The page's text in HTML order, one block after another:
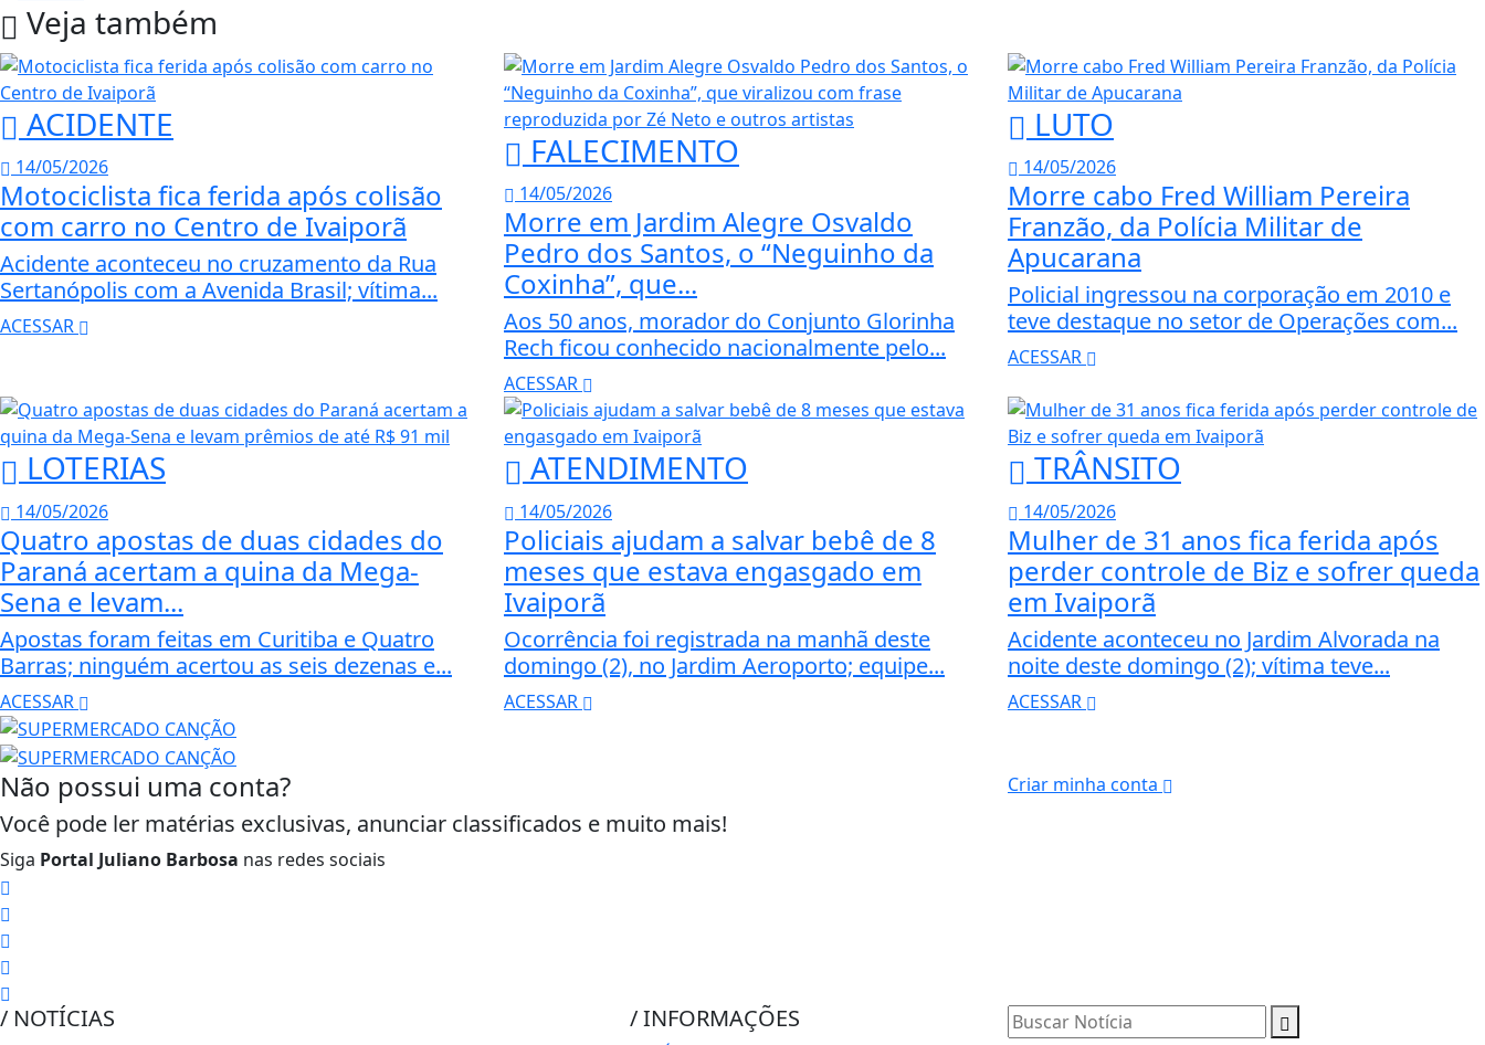
Veja também
ACIDENTE
14/05/2026
Motociclista fica ferida após colisão
com carro no Centro de Ivaiporã
Acidente aconteceu no cruzamento da Rua
Sertanópolis com a Avenida Brasil; vítima...
ACESSAR
FALECIMENTO
14/05/2026
Morre em Jardim Alegre Osvaldo
Pedro dos Santos, o “Neguinho da
Coxinha”, que...
Aos 50 anos, morador do Conjunto Glorinha
Rech ficou conhecido nacionalmente pelo...
ACESSAR
LUTO
14/05/2026
Morre cabo Fred William Pereira
Franzão, da Polícia Militar de
Apucarana
Policial ingressou na corporação em 2010 e
teve destaque no setor de Operações com...
ACESSAR
LOTERIAS
14/05/2026
Quatro apostas de duas cidades do
Paraná acertam a quina da Mega-
Sena e levam...
Apostas foram feitas em Curitiba e Quatro
Barras; ninguém acertou as seis dezenas e...
ACESSAR
ATENDIMENTO
14/05/2026
Policiais ajudam a salvar bebê de 8
meses que estava engasgado em
Ivaiporã
Ocorrência foi registrada na manhã deste
domingo (2), no Jardim Aeroporto; equipe...
ACESSAR
TRÂNSITO
14/05/2026
Mulher de 31 anos fica ferida após
perder controle de Biz e sofrer queda
em Ivaiporã
Acidente aconteceu no Jardim Alvorada na
noite deste domingo (2); vítima teve...
ACESSAR
Não possui uma conta?
Você pode ler matérias exclusivas, anunciar classificados e muito mais!
Criar minha conta
Siga Portal Juliano Barbosa nas redes sociais
/ NOTÍCIAS / INFORMAÇÕES